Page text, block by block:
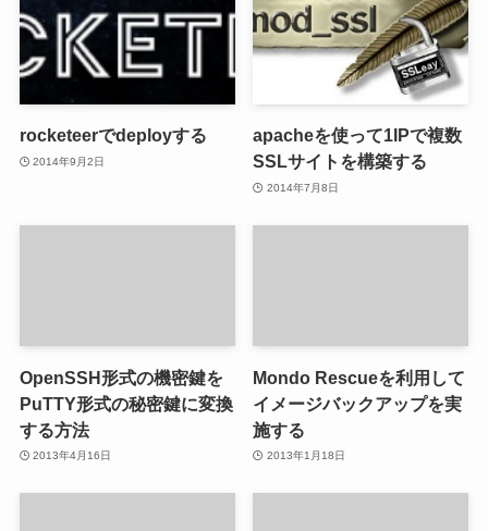
rocketeerでdeployする
2014年9月2日
apacheを使って1IPで複数
SSLサイトを構築する
2014年7月8日
OpenSSH形式の機密鍵を
PuTTY形式の秘密鍵に変換
する方法
2013年4月16日
Mondo Rescueを利用して
イメージバックアップを実
施する
2013年1月18日